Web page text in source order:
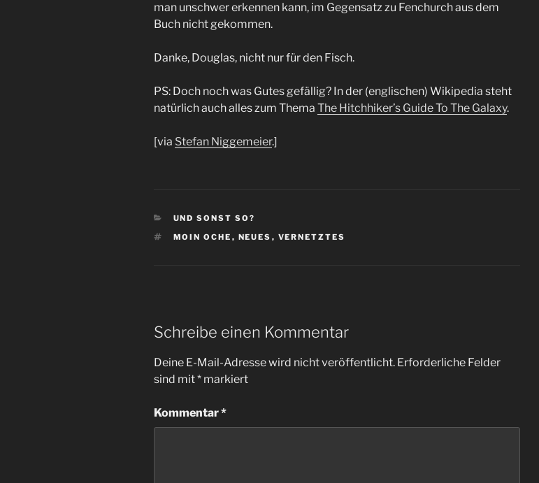
man unschwer erkennen kann, im Gegensatz zu Fenchurch aus dem
Buch nicht gekommen.
Danke, Douglas, nicht nur für den Fisch.
PS: Doch noch was Gutes gefällig? In der (englischen) Wikipedia steht
natürlich auch alles zum Thema The Hitchhiker’s Guide To The Galaxy.
[via Stefan Niggemeier.]
KATEGORIEN
UND SONST SO?
SCHLAGWÖRTER
MOIN OCHE , NEUES , VERNETZTES
Schreibe einen Kommentar
Deine E-Mail-Adresse wird nicht veröffentlicht. Erforderliche Felder
sind mit* markiert
Kommentar*